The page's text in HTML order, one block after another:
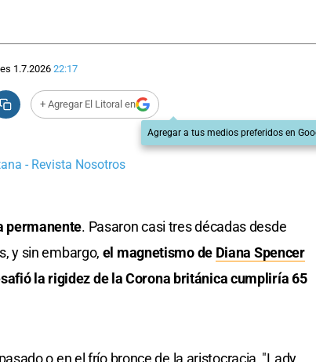
1.7.2026 22:17
+ Agregar El Litoral en
Agregar a tus medios preferidos en
- Revista Nosotros
permanente. Pasaron casi tres décadas desde
y sin embargo, el magnetismo de Diana Spencer
la rigidez de la Corona británica cumpliría 65